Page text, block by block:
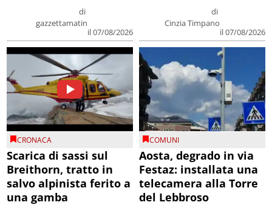
di
gazzettamatin
il 07/08/2026
di
Cinzia Timpano
il 07/08/2026
CRONACA
Scarica di sassi sul
Breithorn, tratto in
salvo alpinista ferito a
una gamba
COMUNI
Aosta, degrado in via
Festaz: installata una
telecamera alla Torre
del Lebbroso